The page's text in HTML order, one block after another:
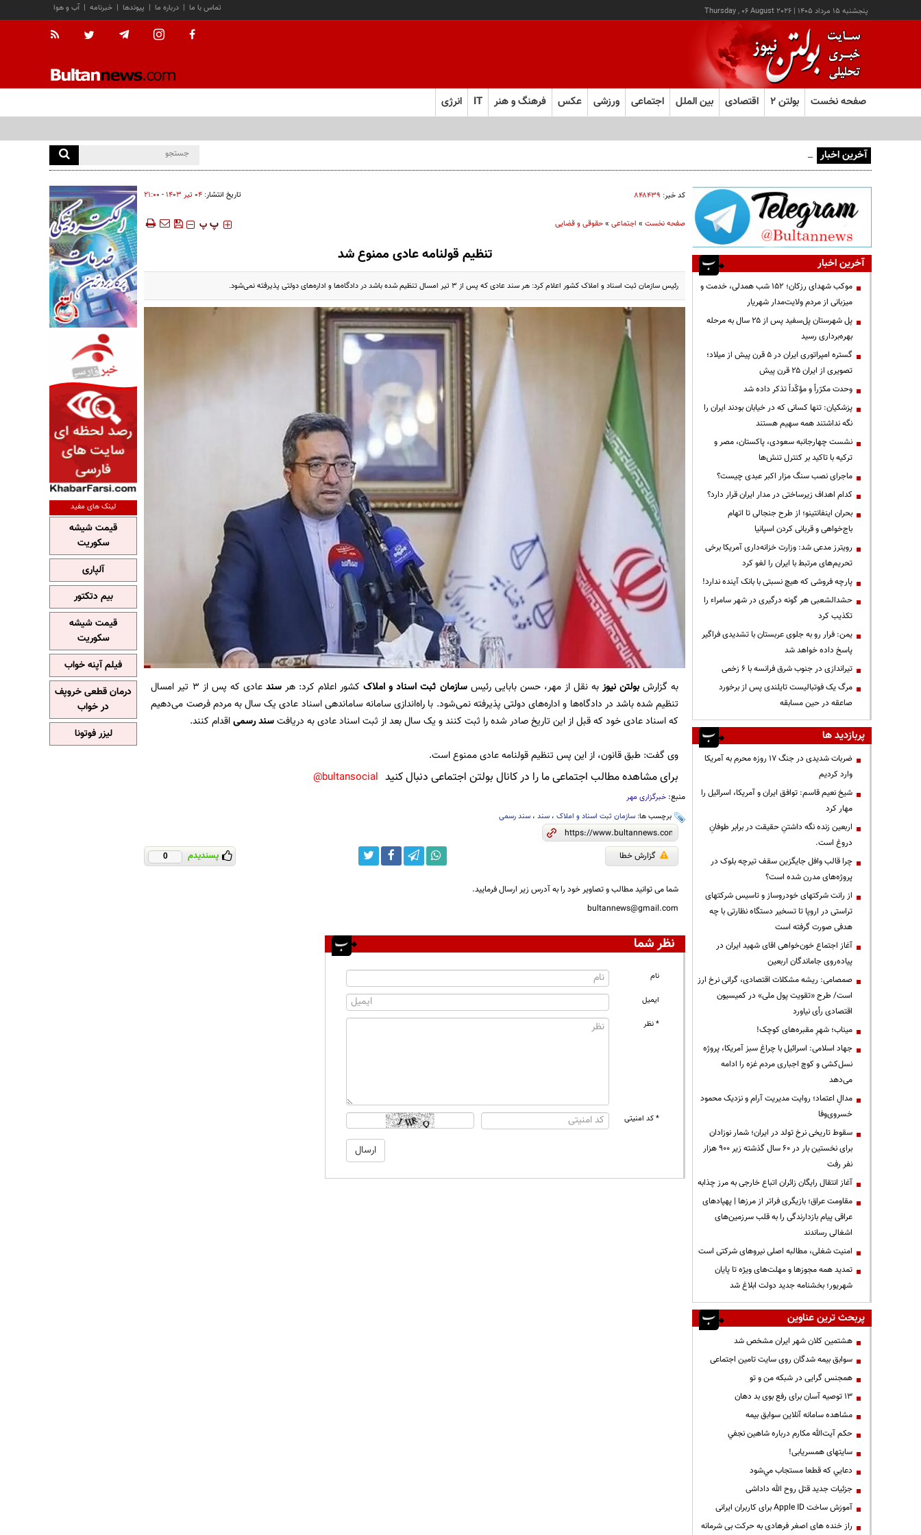
پنجشنبه ۱۵ مرداد ۱۴۰۵ |
Thursday , 06 August 2026 آب و هوا | خبرنامه | پیوندها | درباره ما | تماس با ما
صفحه نخست بولتن ۲ اقتصادی بین الملل اجتماعی ورزشی عکس فرهنگ و هنر IT انرژی
آخرین اخبار سرقت طلاجات بانوان مسن در کرمان با همراهی پسربچه ۱۲ ساله
کد خبر: ۸۴۸۴۳۹ تاریخ انتشار: ۰۴ تير ۱۴۰۳ - ۲۱:۰۰
صفحه نخست» اجتماعی»حقوقی و قضایی ‍‍‍ پ پ
تنظیم قولنامه عادی ممنوع شد
رئیس سازمان ثبت اسناد و املاک کشور اعلام کرد: هر سند عادی‌ که پس از ۳ تیر امسال تنظیم شده باشد در دادگاه‌ها و اداره‌های دولتی پذیرفته نمی‌شود.
به گزارش بولتن نیوزبه نقل از مهر، حسن بابایی رئیسسازمان ثبت اسناد و املاککشور اعلام کرد: هرسند
عادی که پس از ۳ تیر امسال
تنظیم شده باشد در دادگاه‌ها و اداره‌های دولتی پذیرفته نمی‌شود. با راه‌اندازی سامانه ساماندهی اسناد عادی یک سال به مردم فرصت می‌دهیم
که اسناد عادی خود که قبل از این تاریخ صادر شده را ثبت کنند و یک سال بعد از ثبت اسناد عادی به دریافتسند رسمیاقدام کنند.
وی گفت: طبق قانون، از این پس تنظیم قولنامه عادی ممنوع است.
برای مشاهده مطالب اجتماعی ما را در کانال بولتن اجتماعی دنبال کنید bultansocial@
منبع: خبرگزاری مهر
برچسب ها: سازمان ثبت اسناد و املاک، سند، سند رسمی
گزارش خطا پسندیدم 0
شما می توانید مطالب و تصاویر خود را به آدرس زیر ارسال فرمایید.
bultannews@gmail.com
نظر شما
نام
ایمیل
* نظر
* کد امنیتی
آخرین اخبار
موکب شهدای رزکان؛ ۱۵۲ شب همدلی، خدمت و
میزبانی از مردم ولایت‌مدار شهریار
پل شهرستان پل‌سفید پس از ۲۵ سال به مرحله
بهره‌برداری رسید
گستره امپراتوری ایران در ۵ قرن پیش از میلاد؛
تصویری از ایران ۲۵ قرن پیش
وحدت مکرّراً و مؤکّداً تذکر داده شد
پزشکیان: تنها کسانی که در خیابان بودند ایران را
نگه نداشتند همه سهیم هستند
نشست چهارجانبه سعودی، پاکستان، مصر و
ترکیه با تاکید بر کنترل تنش‌ها
ماجرای نصب سنگ مزار اکبر عبدی چیست؟
کدام اهداف زیرساختی در مدار ایران قرار دارد؟
بحران اینفانتینو؛ از طرح جنجالی تا اتهام
باج‌خواهی و قربانی کردن اسپانیا
رویترز مدعی شد: وزارت خزانه‌داری آمریکا برخی
تحریم‌های مرتبط با ایران را لغو کرد
پارچه فروشی که هیچ نسبتی با بانک آینده ندارد!
حشدالشعبی هر گونه درگیری در شهر سامراء را
تکذیب کرد
یمن: فرار رو به جلوی عربستان با تشدیدی فراگیر
پاسخ داده خواهد شد
تیراندازی در جنوب شرق فرانسه با ۶ زخمی
مرگ یک فوتبالیست تایلندی پس از برخورد
صاعقه در حین مسابقه
پربازدید ها
ضربات شدیدی در جنگ ۱۷ روزه محرم به آمریکا
وارد کردیم
شیخ نعیم قاسم: توافق ایران و آمریکا، اسرائیل را
مهار کرد
اربعین زنده نگه داشتنِ حقیقت در برابر طوفانِ
دروغ است.
چرا قالب وافل جایگزین سقف تیرچه بلوک در
پروژه‌های مدرن شده است؟
از رانت‌ شرکتهای خودروساز و تاسیس شرکتهای
تراستی در اروپا تا تسخیر دستگاه نظارتی با چه
هدفی صورت گرفته است
آغاز اجتماع خون‌خواهی اقای شهید ایران در
پیاده‌روی جاماندگان اربعین
صمصامی: ریشه مشکلات اقتصادی، گرانی نرخ ارز
است/ طرح «تقویت پول ملی» در کمیسیون
اقتصادی رأی نیاورد
میناب؛ شهرِ مقبره‌های کوچک!
جهاد اسلامی: اسرائیل با چراغ سبز آمریکا، پروژه
نسل‌کشی و کوچ اجباری مردم غزه را ادامه
می‌دهد
مدالِ اعتماد؛ روایت مدیریت آرام و نزدیک محمود
خسروی‌وفا
سقوط تاریخی نرخ تولد در ایران؛ شمار نوزادان
برای نخستین بار در ۶۰ سال گذشته زیر ۹۰۰ هزار
نفر رفت
آغاز انتقال رایگان زائران اتباع خارجی به مرز چذابه
مقاومت عراق؛ بازیگری فراتر از مرزها | پهپادهای
عراقی پیام بازدارندگی را به قلب سرزمین‌های
اشغالی رساندند
‌امنیت شغلی، مطالبه اصلی نیروهای شرکتی است
تمدید همه مجوزها و مهلت‌های ویژه تا پایان
شهریور؛ بخشنامه جدید دولت ابلاغ شد
پربحث ترین عناوین
هشتمین کلان شهر ایران مشخص شد
سوابق بیمه شدگان روی سایت تامین اجتماعی
همجنس گرایی در شبکه من و تو
13 توصیه آسان برای رفع بوی بد دهان
مشاهده سامانه آنلاين سوابق بیمه
حكم آيت‌الله مكارم درباره شاهين نجفي
سایتهای همسریابی!
دعايي كه قطعا مستجاب مي‌شود
جزئیات جدید قتل روح الله داداشی
آموزش ساخت Apple ID برای کاربران ایرانی
راز خنده های اصغر فرهادی به حرکت بی شرمانه
لینک های مفید
قیمت شیشه
سکوریت
آلپاری
بیم دتکتور
قیمت شیشه
سکوریت
فیلم آپنه خواب
درمان قطعی خروپف
در خواب
لیزر فوتونا